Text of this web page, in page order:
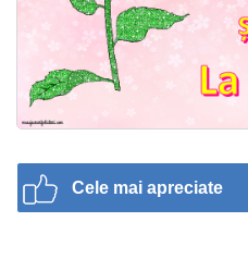
Cele mai apreciate